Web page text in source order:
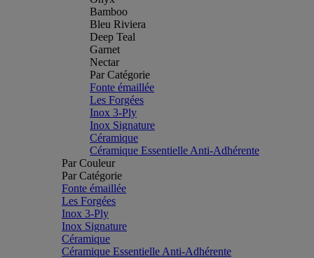
Bamboo
Bleu Riviera
Deep Teal
Garnet
Nectar
Par Catégorie
Fonte émaillée
Les Forgées
Inox 3-Ply
Inox Signature
Céramique
Céramique Essentielle Anti-Adhérente
Par Couleur
Par Catégorie
Fonte émaillée
Les Forgées
Inox 3-Ply
Inox Signature
Céramique
Céramique Essentielle Anti-Adhérente